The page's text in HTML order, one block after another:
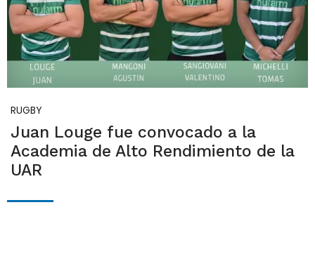
RUGBY
Juan Louge fue convocado a la
Academia de Alto Rendimiento de la
UAR